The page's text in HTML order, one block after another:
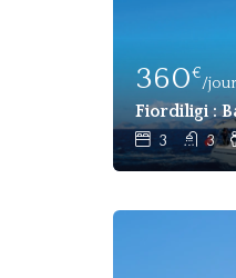
360€
/jour
Fiordiligi :
3 3